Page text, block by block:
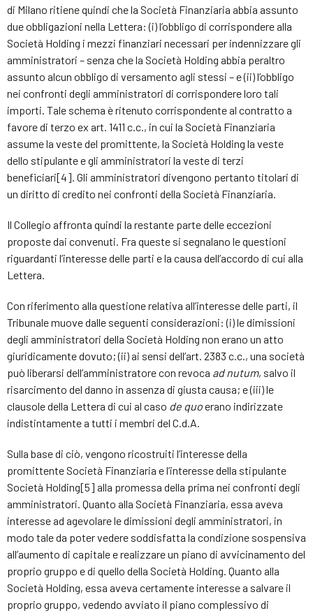
di Milano ritiene quindi che la Società Finanziaria abbia assunto
due obbligazioni nella Lettera: (i) l’obbligo di corrispondere alla
Società Holding i mezzi finanziari necessari per indennizzare gli
amministratori – senza che la Società Holding abbia peraltro
assunto alcun obbligo di versamento agli stessi – e (ii) l’obbligo
nei confronti degli amministratori di corrispondere loro tali
importi. Tale schema è ritenuto corrispondente al contratto a
favore di terzo ex art. 1411 c.c., in cui la Società Finanziaria
assume la veste del promittente, la Società Holding la veste
dello stipulante e gli amministratori la veste di terzi
beneficiari[4]. Gli amministratori divengono pertanto titolari di
un diritto di credito nei confronti della Società Finanziaria.
Il Collegio affronta quindi la restante parte delle eccezioni
proposte dai convenuti. Fra queste si segnalano le questioni
riguardanti l’interesse delle parti e la causa dell’accordo di cui alla
Lettera.
Con riferimento alla questione relativa all’interesse delle parti, il
Tribunale muove dalle seguenti considerazioni: (i) le dimissioni
degli amministratori della Società Holding non erano un atto
giuridicamente dovuto; (ii) ai sensi dell’art. 2383 c.c., una società
può liberarsi dell’amministratore con revoca ad nutum, salvo il
risarcimento del danno in assenza di giusta causa; e (iii) le
clausole della Lettera di cui al caso de quoerano indirizzate
indistintamente a tutti i membri del C.d.A.
Sulla base di ciò, vengono ricostruiti l’interesse della
promittente Società Finanziaria e l’interesse della stipulante
Società Holding[5] alla promessa della prima nei confronti degli
amministratori. Quanto alla Società Finanziaria, essa aveva
interesse ad agevolare le dimissioni degli amministratori, in
modo tale da poter vedere soddisfatta la condizione sospensiva
all’aumento di capitale e realizzare un piano di avvicinamento del
proprio gruppo e di quello della Società Holding. Quanto alla
Società Holding, essa aveva certamente interesse a salvare il
proprio gruppo, vedendo avviato il piano complessivo di